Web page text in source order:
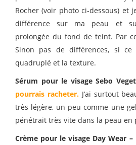
Rocher (voir photo ci-dessous) et
différence sur ma peau et
prolongée du fond de teint. Par
Sinon pas de différences, si
quadruplé et la texture.
Sérum pour le visage Sebo
pourrais racheter.J’ai surtout
très légère, un peu comme une
pénétrait très vite dans la peau en
Crème pour le visage Day Wear –